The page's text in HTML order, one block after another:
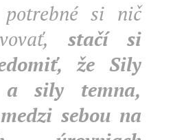
si nič
stačí si
že Sily
a sily temna,
sebou na